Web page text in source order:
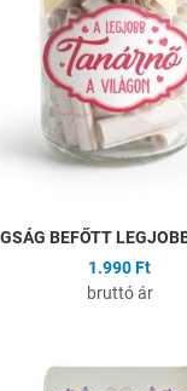
BEFŐTT
1.990 Ft
bruttó ár
kívánságlistához